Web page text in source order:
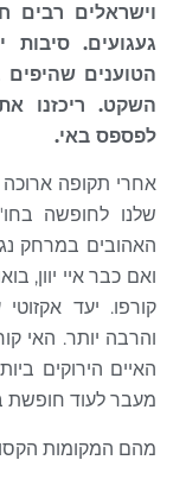
וישראלים רבים
געגועים.
הטוענים
השקט. ריכזנו
לפספס באי.
אחרי תקופה ארוכה
שלנו לחופשה
האהובים במרחק
ואם כבר איי יוון,
קורפו. יעד
והרבה יותר. האי
האיים הירוקים
מעבר לעוד חופשת
מהם המקומות